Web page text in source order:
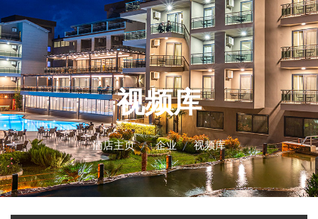
视频库
酒店主页 企业 视频库